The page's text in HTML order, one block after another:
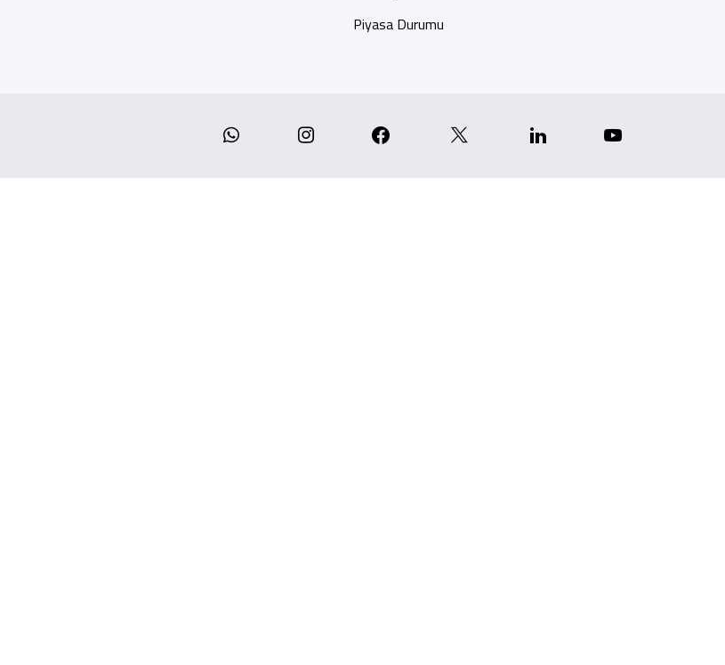
Piyasa Durumu
Whatsapp Instagram Facebook Linkedin